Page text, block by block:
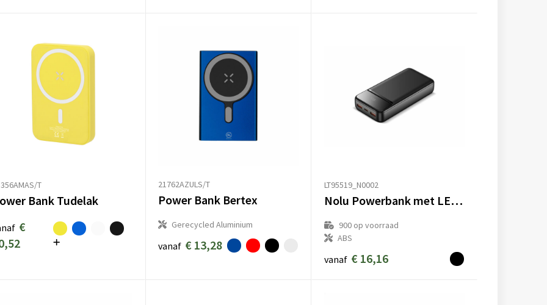
T
Bank Tudelak
€
21762AZULS/T
Power Bank Bertex
Gerecycled Aluminium
vanaf € 13,28
LT95519_N0002
Nolu Powerbank met LED Display 20000 mAh
900 op voorraad
ABS
vanaf € 16,16